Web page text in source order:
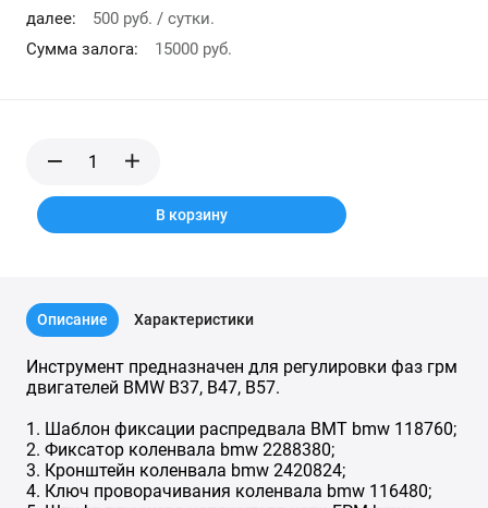
далее:
500 руб. / сутки.
Сумма залога:
15000 руб.
В корзину
Описание Характеристики
Инструмент предназначен для регулировки фаз грм
двигателей BMW B37, B47, B57.
1. Шаблон фиксации распредвала ВМТ bmw 118760;
2. Фиксатор коленвала bmw 2288380;
3. Кронштейн коленвала bmw 2420824;
4. Ключ проворачивания коленвала bmw 116480;